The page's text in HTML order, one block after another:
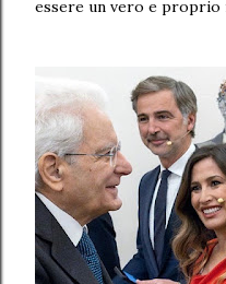
essere un vero e proprio